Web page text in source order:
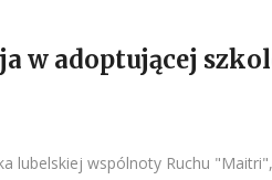
w adoptującej
lubelskiej wspólnoty Ruchu